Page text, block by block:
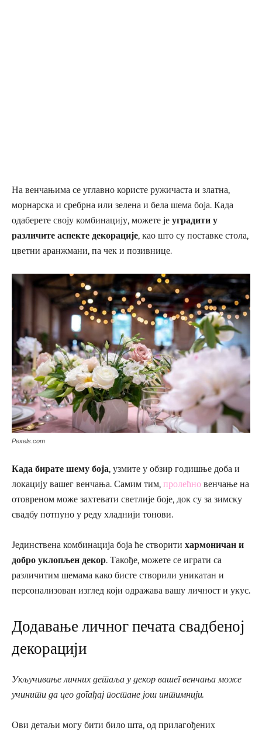
На венчањима се углавно користе ружичаста и златна,
морнарска и сребрна или зелена и бела шема боја. Када
одаберете своју комбинацију, можете је уградити у
различите аспекте декорације, као што су поставке стола,
цветни аранжмани, па чек и позивнице.
Pexels.com
Када бирате шему боја, узмите у обзир годишње доба и
локацију вашег венчања. Самим тим, пролећно венчање на
отовреном може захтевати светлије боје, док су за зимску
свадбу потпуно у реду хладнији тонови.
Јединствена комбинација боја ће створити хармоничан и
добро уклопљен декор. Такође, можете се играти са
различитим шемама како бисте створили уникатан и
персонализован изглед који одражава вашу личност и укус.
Додавање личног печата свадбеној
декорацији
Укључивање личних детаља у декор вашег венчања може
учинити да цео догађај постане још интимнији.
Ови детаљи могу бити било шта, од прилагођених